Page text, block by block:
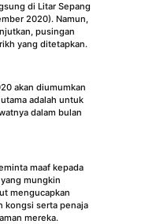
di Litar Sepang
2020). Namun,
pusingan
yang ditetapkan.
akan diumumkan
adalah untuk
dalam bulan
maaf kepada
mungkin
mengucapkan
kongsi serta penaja
mereka.